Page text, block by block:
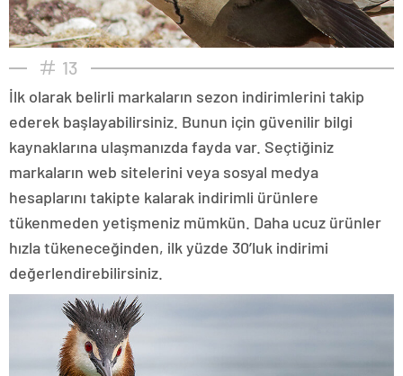
13
İlk olarak belirli markaların sezon indirimlerini takip
ederek başlayabilirsiniz. Bunun için güvenilir bilgi
kaynaklarına ulaşmanızda fayda var. Seçtiğiniz
markaların web sitelerini veya sosyal medya
hesaplarını takipte kalarak indirimli ürünlere
tükenmeden yetişmeniz mümkün. Daha ucuz ürünler
hızla tükeneceğinden, ilk yüzde 30’luk indirimi
değerlendirebilirsiniz.